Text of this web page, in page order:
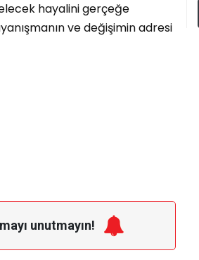
hayalini gerçeğe
ve değişimin adresi
unutmayın!